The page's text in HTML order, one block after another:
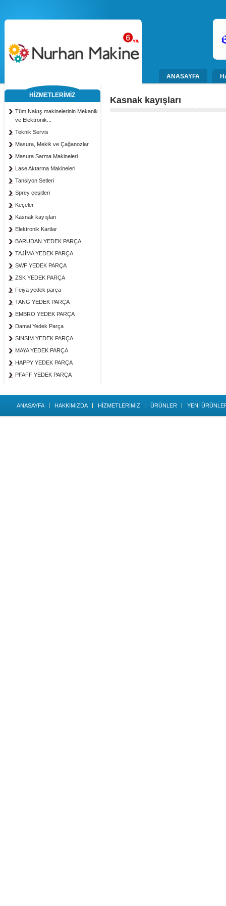
ANASAYFA
HİZMETLERİMİZ
Tüm Nakış makinelerinin Mekanik
ve Elektronik...
Teknik Servis
Masura, Mekik ve Çağanozlar
Masura Sarma Makineleri
Lase Aktarma Makineleri
Tansiyon Setleri
Sprey çeşitleri
Keçeler
Kasnak kayışları
Elektronik Kartlar
BARUDAN YEDEK PARÇA
TAJİMA YEDEK PARÇA
SWF YEDEK PARÇA
ZSK YEDEK PARÇA
Feiya yedek parça
TANG YEDEK PARÇA
EMBRO YEDEK PARÇA
Damai Yedek Parça
SINSIM YEDEK PARÇA
MAYA YEDEK PARÇA
HAPPY YEDEK PARÇA
PFAFF YEDEK PARÇA
Kasnak kayışları
ANASAYFA HAKKIMIZDA HİZMETLERİMİZ ÜRÜNLER YENİ